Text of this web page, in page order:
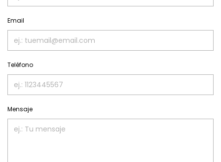
Email
Teléfono
Mensaje